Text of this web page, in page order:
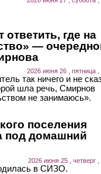
где на
—
2026 июня 26 , пятница ,
так ничего и не
шла речь, Смирнов
не занимаюсь».
поселения
под домашний
2026 июня 25 , четверг ,
в СИЗО.